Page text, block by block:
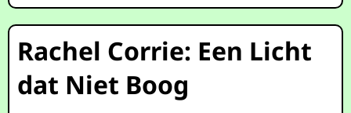
Rachel Corrie: Een Licht
dat Niet Boog